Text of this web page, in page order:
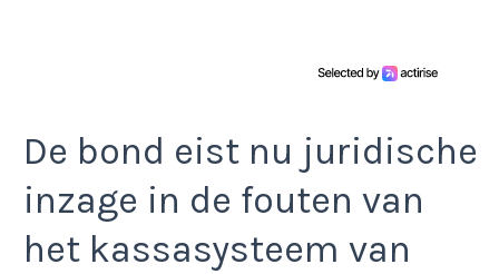
De bond eist nu juridische
inzage in de fouten van
het kassasysteem van